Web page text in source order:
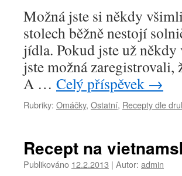
Možná jste si někdy
stolech běžně nestojí
jídla. Pokud jste už
jste možná zaregistrovali,
A … Celý příspěvek →
Rubriky: Omáčky, Ostatní, Recepty dle
Recept na
Publikováno 12.2.2013 | Autor: admin